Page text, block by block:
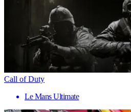
Call of Duty
Le Mans Ultimate